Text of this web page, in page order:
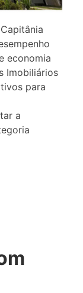
economia
Imobiliários
para
a